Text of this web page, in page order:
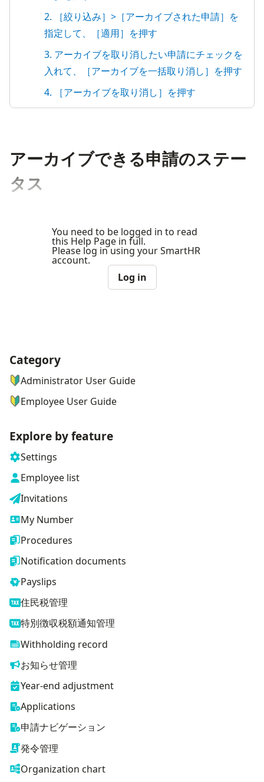
2. ［絞り込み］>［アーカイブされた申請］を
指定して、［適用］を押す
3. アーカイブを取り消したい申請にチェックを
入れて、［アーカイブを一括取り消し］を押す
4. ［アーカイブを取り消し］を押す
アーカイブできる申請のステー
タス
You need to be logged in to read
this Help Page in full.
Please log in using your SmartHR
account.
Log in
ナビゲーションメニュー
Category
Administrator User Guide
Employee User Guide
Explore by feature
Settings
Employee list
Invitations
My Number
Procedures
Notification documents
Payslips
住民税管理
特別徴収税額通知管理
Withholding record
お知らせ管理
Year-end adjustment
Applications
申請ナビゲーション
発令管理
Organization chart